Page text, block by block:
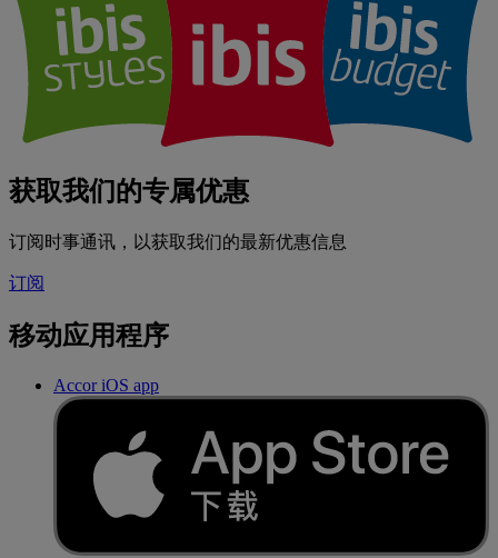
获取我们的专属优惠
订阅时事通讯，以获取我们的最新优惠信息
订阅
移动应用程序
Accor iOS app